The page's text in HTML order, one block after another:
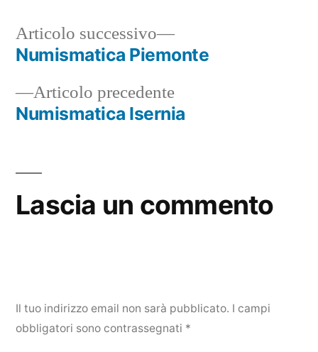
Navigazione
articoli
Articolo precedenteArticolo
precedente:
Numismatica Isernia
Articolo successivo
Articolo
successivo:
Numismatica Piemonte
Lascia un commento
Il tuo indirizzo email non sarà pubblicato. I campi
obbligatori sono contrassegnati *